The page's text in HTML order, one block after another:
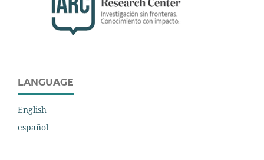
LANGUAGE
English
español